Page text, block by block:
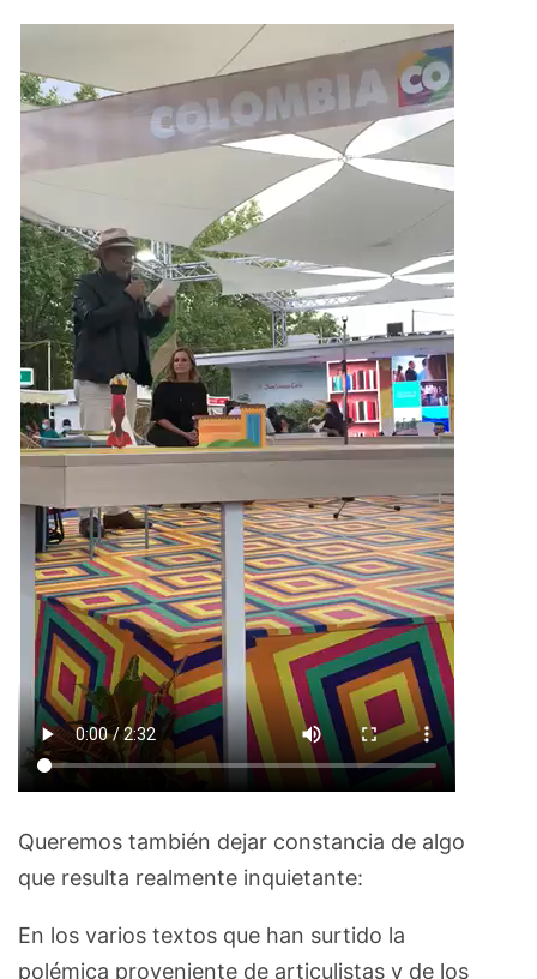
Queremos también dejar constancia de algo
que resulta realmente inquietante:
En los varios textos que han surtido la
polémica proveniente de articulistas y de los